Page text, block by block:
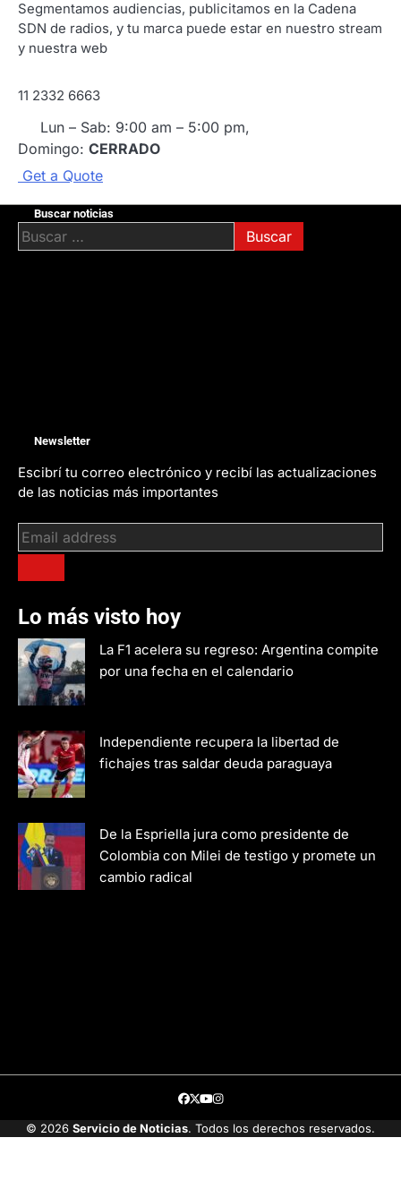
Segmentamos audiencias, publicitamos en la Cadena
SDN de radios, y tu marca puede estar en nuestro stream
y nuestra web
11 2332 6663
Lun – Sab: 9:00 am – 5:00 pm,
Domingo: CERRADO
Get a Quote
Buscar noticias
Buscar:
Newsletter
Escibrí tu correo electrónico y recibí las actualizaciones
de las noticias más importantes
Lo más visto hoy
La F1 acelera su regreso: Argentina compite
por una fecha en el calendario
Independiente recupera la libertad de
fichajes tras saldar deuda paraguaya
De la Espriella jura como presidente de
Colombia con Milei de testigo y promete un
cambio radical
Facebook
TwitterYoutube
Instagram
© 2026 Servicio de Noticias. Todos los derechos reservados.